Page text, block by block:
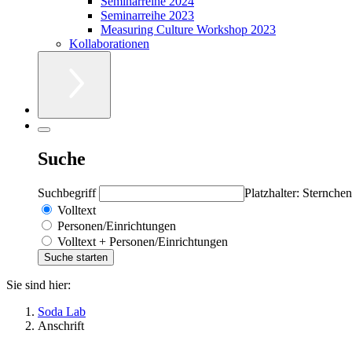
Seminarreihe 2023
Measuring Culture Workshop 2023
Kollaborationen
Suche
Suchbegriff
Platzhalter:
Volltext
Personen/Einrichtungen
Volltext + Personen/Einrichtungen
Sie sind hier:
Soda Lab
Anschrift